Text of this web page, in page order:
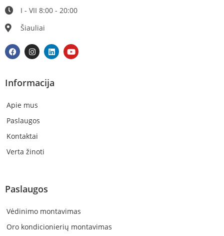
I - VII 8:00 - 20:00
Šiauliai
Informacija
Apie mus
Paslaugos
Kontaktai
Verta žinoti
Paslaugos
Vėdinimo montavimas
Oro kondicionierių montavimas